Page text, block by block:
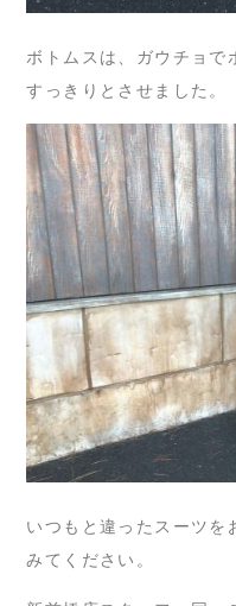
ボトムスは、ガウチョで
すっきりとさせました。
いつもと違ったスーツを
みてください。